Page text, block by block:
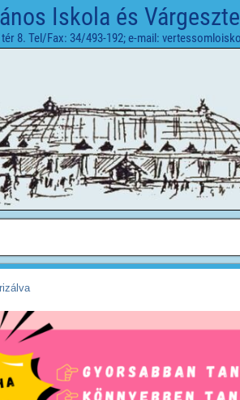
Iskola és
8. Tel/Fax: 34/493-192; e-mail: